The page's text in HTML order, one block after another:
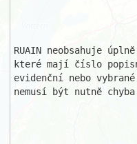
RUAIN neobsahuje
které mají číslo
evidenční nebo
nemusí být nutně